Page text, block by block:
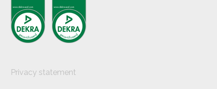
Privacy statement